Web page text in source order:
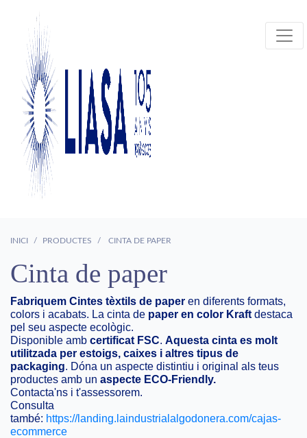
INICI PRODUCTES CINTA DE PAPER
Cinta de paper
Fabriquem Cintes tèxtils de paper en diferents formats,
colors i acabats. La cinta de paper en color Kraft destaca
pel seu aspecte ecològic.
Disponible amb certificat FSC. Aquesta cinta es molt
utilitzada per estoigs, caixes i altres tipus de
packaging. Dóna un aspecte distintiu i original als teus
productes amb un aspecte ECO-Friendly.
Contacta'ns i t'assessorem.
Consulta
també: https://landing.laindustrialalgodonera.com/cajas-
ecommerce